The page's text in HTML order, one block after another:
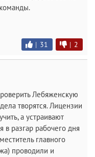
| 31 | 2
Лебяженскую
творятся. Лицензии
а устраивают
в разгар рабочего дня
главного
проводили и